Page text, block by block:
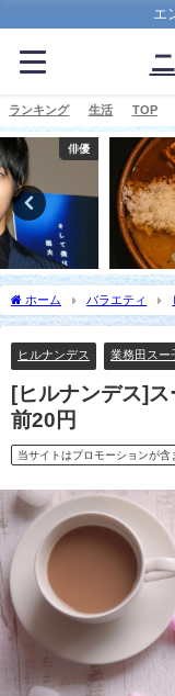
エ
ランキング 生活 TOP
林
ホーム バラエティ
レシピ！1人前20円
ヒルナンデス 業務田スー
[ヒルナンデス]
前20円
当サイトはプロモーションが含